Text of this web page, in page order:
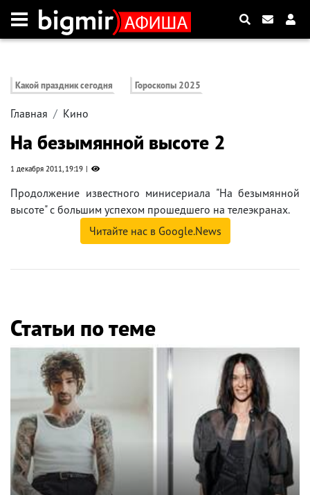
Какой праздник сегодня Гороскопы 2025
Главная Кино
На безымянной высоте 2
1 декабря 2011, 19:19
Продолжение известного минисериала "На безымянной
высоте" с большим успехом прошедшего на телеэкранах.
Читайте нас в Google.News
Статьи по теме